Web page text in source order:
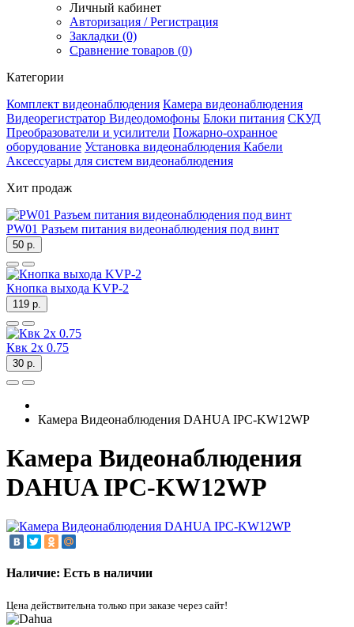
Личный кабинет
Авторизация / Регистрация
Закладки (0)
Сравнение товаров (0)
Категории
Комплект видеонаблюдения Камера видеонаблюдения
Видеорегистратор Видеодомофоны Блоки питания СКУД
Преобразователи и усилители Пожарно-охранное
оборудование Установка видеонаблюдения Кабели
Аксессуары для систем видеонаблюдения
Хит продаж
PW01 Разъем питания видеонаблюдения под винт
50 р.
Кнопка выхода KVP-2
119 р.
Квк 2х 0.75
30 р.
Камера Видеонаблюдения DAHUA IPC-KW12WP
Камера Видеонаблюдения
DAHUA IPC-KW12WP
Наличие: Есть в наличии
Цена действительна только при заказе через сайт!